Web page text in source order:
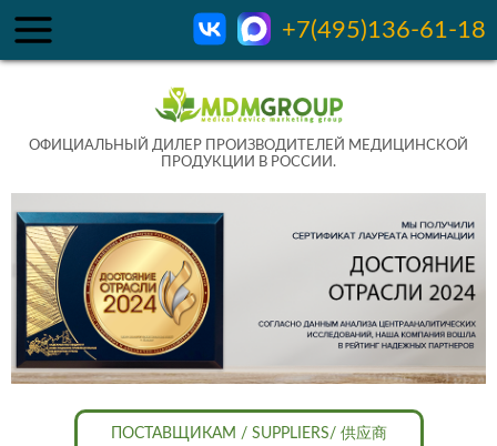
+7(495)136-61-18
ОФИЦИАЛЬНЫЙ ДИЛЕР ПРОИЗВОДИТЕЛЕЙ МЕДИЦИНСКОЙ
ПРОДУКЦИИ В РОССИИ.
ПОСТАВЩИКАМ / SUPPLIERS/ 供应商